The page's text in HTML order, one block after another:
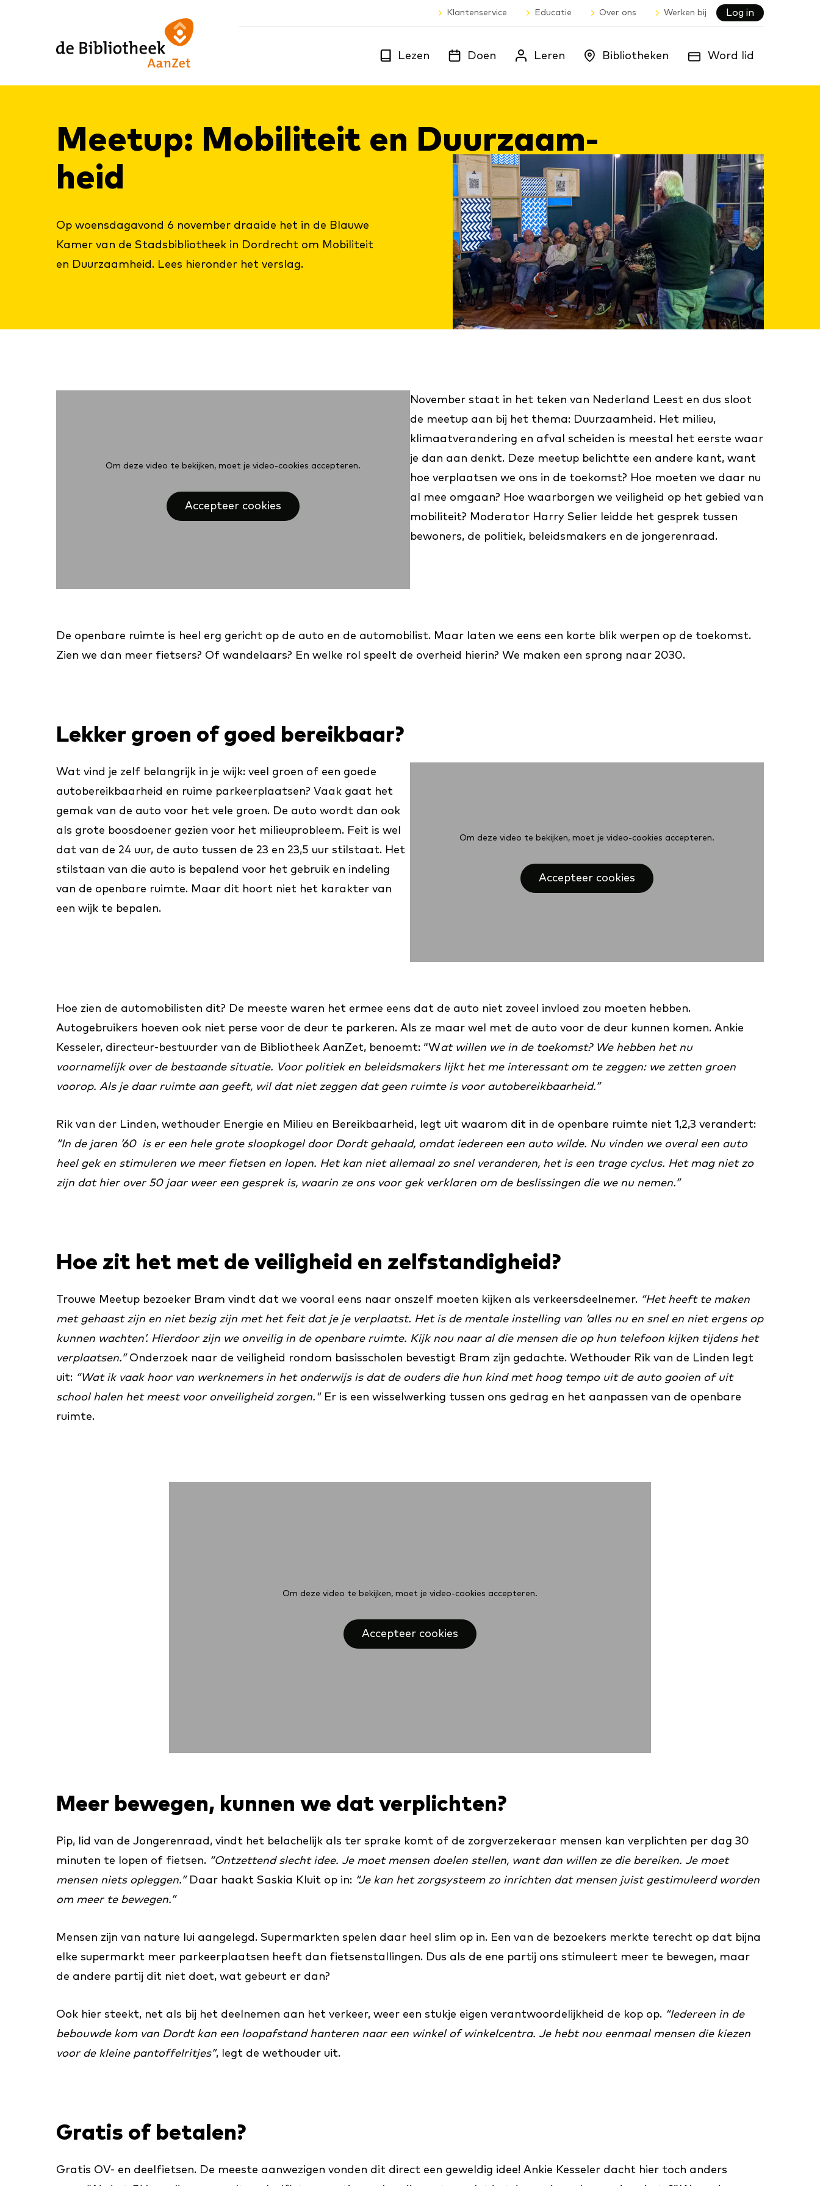
content
footer
naar
homepagina
Lezen Doen Leren Bibliotheken Word lid
Klantenservice Educatie Over ons Werken bij Log in
Meetup: Mo­bi­li­teit en Duur­zaam­
heid
Op woensdagavond 6 november draaide het in de Blauwe
Kamer van de Stadsbibliotheek in Dordrecht om Mobiliteit
en Duurzaamheid. Lees hieronder het verslag.
Om deze video te bekijken, moet je video-cookies accepteren.
Accepteer cookies
November staat in het teken van Nederland Leest en dus sloot
de meetup aan bij het thema: Duurzaamheid. Het milieu,
klimaatverandering en afval scheiden is meestal het eerste waar
je dan aan denkt. Deze meetup belichtte een andere kant, want
hoe verplaatsen we ons in de toekomst? Hoe moeten we daar nu
al mee omgaan? Hoe waarborgen we veiligheid op het gebied van
mobiliteit? Moderator Harry Selier leidde het gesprek tussen
bewoners, de politiek, beleidsmakers en de jongerenraad.
De openbare ruimte is heel erg gericht op de auto en de automobilist. Maar laten we eens een korte blik werpen op de toekomst.
Zien we dan meer fietsers? Of wandelaars? En welke rol speelt de overheid hierin? We maken een sprong naar 2030.
Lekker groen of goed bereikbaar?
Om deze video te bekijken, moet je video-cookies accepteren.
Accepteer cookies
Wat vind je zelf belangrijk in je wijk: veel groen of een goede
autobereikbaarheid en ruime parkeerplaatsen? Vaak gaat het
gemak van de auto voor het vele groen. De auto wordt dan ook
als grote boosdoener gezien voor het milieuprobleem. Feit is wel
dat van de 24 uur, de auto tussen de 23 en 23,5 uur stilstaat. Het
stilstaan van die auto is bepalend voor het gebruik en indeling
van de openbare ruimte. Maar dit hoort niet het karakter van
een wijk te bepalen.
Hoe zien de automobilisten dit? De meeste waren het ermee eens dat de auto niet zoveel invloed zou moeten hebben.
Autogebruikers hoeven ook niet perse voor de deur te parkeren. Als ze maar wel met de auto voor de deur kunnen komen. Ankie
Kesseler, directeur-bestuurder van de Bibliotheek AanZet, benoemt: “Wat willen we in de toekomst? We hebben het nu
voornamelijk over de bestaande situatie. Voor politiek en beleidsmakers lijkt het me interessant om te zeggen: we zetten groen
voorop. Als je daar ruimte aan geeft, wil dat niet zeggen dat geen ruimte is voor autobereikbaarheid.”
Rik van der Linden, wethouder Energie en Milieu en Bereikbaarheid, legt uit waarom dit in de openbare ruimte niet 1,2,3 verandert:
“In de jaren ’60 is er een hele grote sloopkogel door Dordt gehaald, omdat iedereen een auto wilde. Nu vinden we overal een auto
heel gek en stimuleren we meer fietsen en lopen. Het kan niet allemaal zo snel veranderen, het is een trage cyclus. Het mag niet zo
zijn dat hier over 50 jaar weer een gesprek is, waarin ze ons voor gek verklaren om de beslissingen die we nu nemen.”
Hoe zit het met de veiligheid en zelfstandigheid?
Trouwe Meetup bezoeker Bram vindt dat we vooral eens naar onszelf moeten kijken als verkeersdeelnemer. “Het heeft te maken
met gehaast zijn en niet bezig zijn met het feit dat je je verplaatst. Het is de mentale instelling van ‘alles nu en snel en niet ergens op
kunnen wachten’. Hierdoor zijn we onveilig in de openbare ruimte. Kijk nou naar al die mensen die op hun telefoon kijken tijdens het
verplaatsen.” Onderzoek naar de veiligheid rondom basisscholen bevestigt Bram zijn gedachte. Wethouder Rik van de Linden legt
uit: “Wat ik vaak hoor van werknemers in het onderwijs is dat de ouders die hun kind met hoog tempo uit de auto gooien of uit
school halen het meest voor onveiligheid zorgen." Er is een wisselwerking tussen ons gedrag en het aanpassen van de openbare
ruimte.
Om deze video te bekijken, moet je video-cookies accepteren.
Accepteer cookies
Meer bewegen, kunnen we dat verplichten?
Pip, lid van de Jongerenraad, vindt het belachelijk als ter sprake komt of de zorgverzekeraar mensen kan verplichten per dag 30
minuten te lopen of fietsen. “Ontzettend slecht idee. Je moet mensen doelen stellen, want dan willen ze die bereiken. Je moet
mensen niets opleggen.”Daar haakt Saskia Kluit op in: “Je kan het zorgsysteem zo inrichten dat mensen juist gestimuleerd worden
om meer te bewegen.”
Mensen zijn van nature lui aangelegd. Supermarkten spelen daar heel slim op in. Een van de bezoekers merkte terecht op dat bijna
elke supermarkt meer parkeerplaatsen heeft dan fietsenstallingen. Dus als de ene partij ons stimuleert meer te bewegen, maar
de andere partij dit niet doet, wat gebeurt er dan?
Ook hier steekt, net als bij het deelnemen aan het verkeer, weer een stukje eigen verantwoordelijkheid de kop op. “Iedereen in de
bebouwde kom van Dordt kan een loopafstand hanteren naar een winkel of winkelcentra. Je hebt nou eenmaal mensen die kiezen
voor de kleine pantoffelritjes”, legt de wethouder uit.
Gratis of betalen?
Gratis OV- en deelfietsen. De meeste aanwezigen vonden dit direct een geweldig idee! Ankie Kesseler dacht hier toch anders